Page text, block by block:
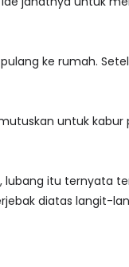
ke rumah.
untuk
itu ternyata
diatas langit-